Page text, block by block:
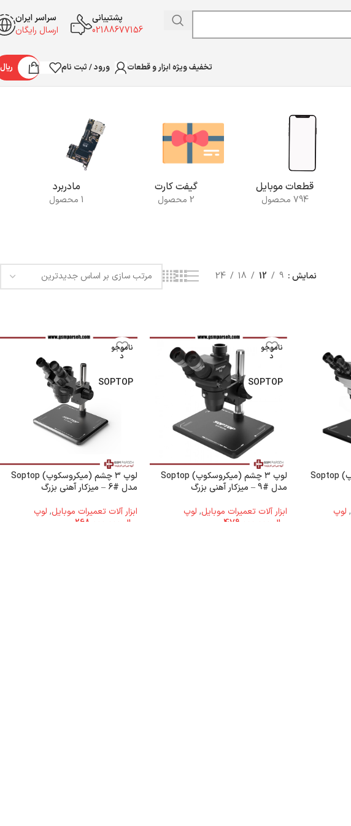
پشتیبانی
02188677156
سراسر ایران
ارسال رایگان
تخفیف ویژه ابزار و قطعات ورود / ثبت نام ریال
Showing all 5 results
قطعات موبایل
794 محصول
گیفت کارت
2 محصول
مادربرد
1 محصول
نمایش 9
12
18
24
لوپ ۳ چشم (میکروسکوپ) Soptop
, لوپ
ناموجو
د
SOPTOP
لوپ ۳ چشم (میکروسکوپ) Soptop
مدل #9 – میزکار آهنی بزرگ
ابزار آلات تعمیرات موبایل, لوپ
ریال
ناموجو
د
SOPTOP
لوپ ۳ چشم (میکروسکوپ) Soptop
مدل #6 – میزکار آهنی بزرگ
ابزار آلات تعمیرات موبایل, لوپ
ریال